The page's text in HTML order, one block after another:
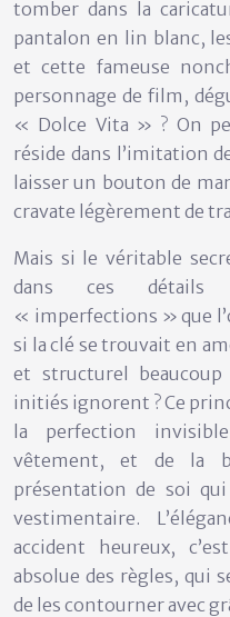
tomber dans la
pantalon en lin blanc,
et cette fameuse
personnage de film,
« Dolce Vita » ? On
réside dans l’imitation
laisser un bouton de
cravate légèrement de
Mais si le véritable
dans ces détails
« imperfections » que
si la clé se trouvait en
et structurel
initiés ignorent ? Ce
la perfection
vêtement, et de la
présentation de soi
vestimentaire.
accident heureux,
absolue des règles, qui
de les contourner avec